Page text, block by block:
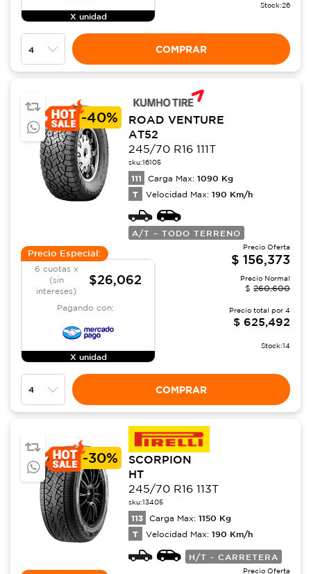
X unidad
Stock:26
COMPRAR
-40%
ROAD VENTURE
AT52
245/70 R16 111T
sku:16105
111 Carga Max: 1090 Kg
T Velocidad Max: 190 Km/h
A/T – TODO TERRENO
Precio Especial:
6 cuotas x
(sin
intereses)
$26,062
Pagando con:
X unidad
Precio Oferta
$ 156,373
Precio Normal
$ 260,600
Precio total por 4
$ 625,492
Stock:14
COMPRAR
-30%
SCORPION
HT
245/70 R16 113T
sku:13405
113 Carga Max: 1150 Kg
T Velocidad Max: 190 Km/h
H/T - CARRETERA
Precio Oferta